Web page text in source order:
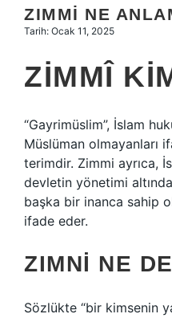
Hakkımızda
ZIMMI NE
Tarih: Ocak 11, 2025
ZIMMÎ
“Gayrimüslim”, İslam
Müslüman olmayanları
terimdir. Zimmi ayrıca,
devletin yönetimi
başka bir inanca sahip
ifade eder.
ZIMNI NE
Sözlükte “bir kimsenin